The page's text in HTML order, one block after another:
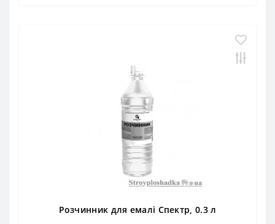
Розчинник для емалі Спектр, 0.3 л